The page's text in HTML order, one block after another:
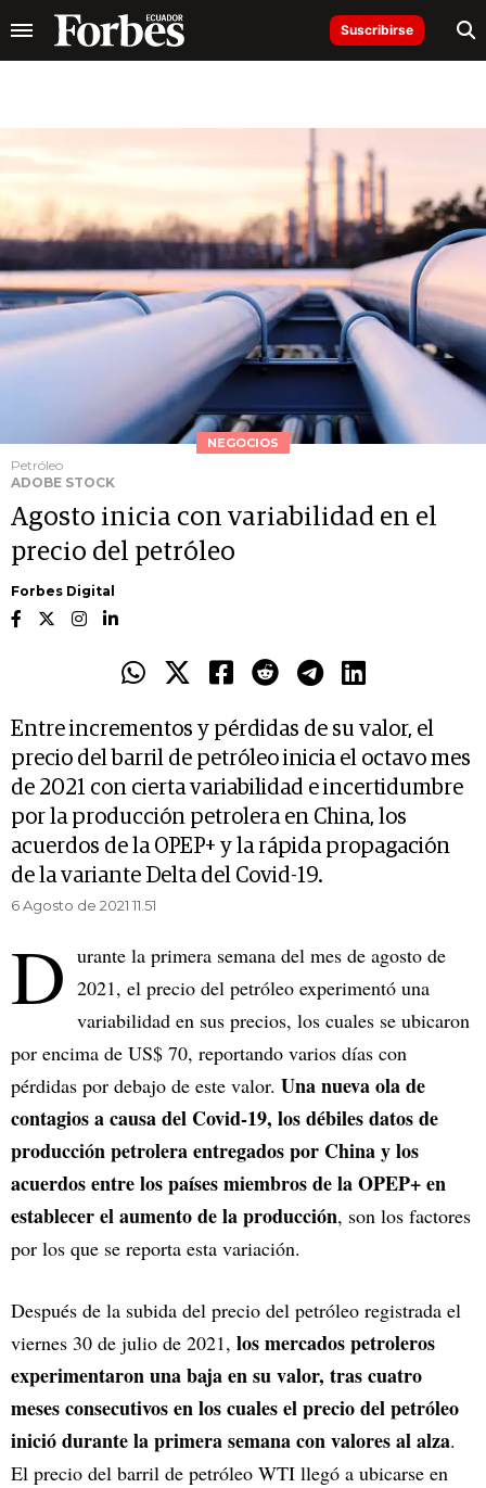
Suscribirse
NEGOCIOS
Petróleo
ADOBE STOCK
Agosto inicia con variabilidad en el
precio del petróleo
Forbes Digital
Entre incrementos y pérdidas de su valor, el
precio del barril de petróleo inicia el octavo mes
de 2021 con cierta variabilidad e incertidumbre
por la producción petrolera en China, los
acuerdos de la OPEP+ y la rápida propagación
de la variante Delta del Covid-19.
6 Agosto de 2021 11.51
D urante la primera semana del mes de agosto de
2021, el precio del petróleo experimentó una
variabilidad en sus precios, los cuales se ubicaron
por encima de US$ 70, reportando varios días con
pérdidas por debajo de este valor. Una nueva ola de
contagios a causa del Covid-19, los débiles datos de
producción petrolera entregados por China y los
acuerdos entre los países miembros de la OPEP+ en
establecer el aumento de la producción, son los factores
por los que se reporta esta variación.
Después de la subida del precio del petróleo registrada el
viernes 30 de julio de 2021, los mercados petroleros
experimentaron una baja en su valor, tras cuatro
meses consecutivos en los cuales el precio del petróleo
inició durante la primera semana con valores al alza.
El precio del barril de petróleo WTI llegó a ubicarse en